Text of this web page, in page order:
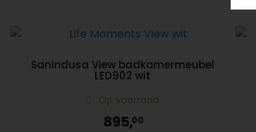
Sanindusa View badkamermeubel
LED902 wit
Op voorraad
895,00